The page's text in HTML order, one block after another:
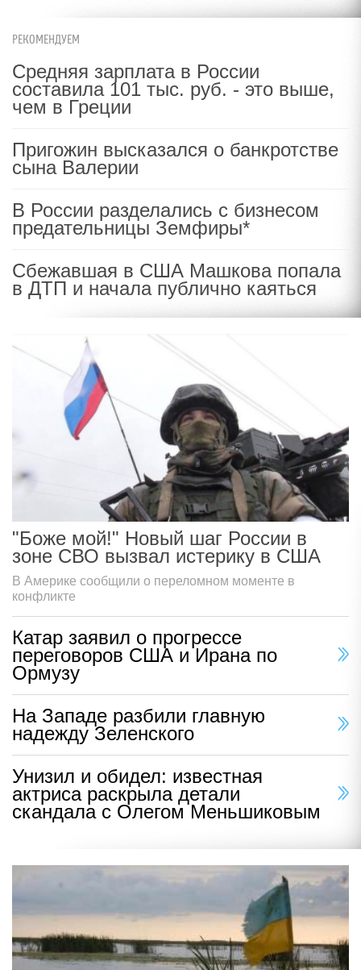
РЕКОМЕНДУЕМ
Средняя зарплата в России
составила 101 тыс. руб. - это выше,
чем в Греции
Пригожин высказался о банкротстве
сына Валерии
В России разделались с бизнесом
предательницы Земфиры*
Сбежавшая в США Машкова попала
в ДТП и начала публично каяться
"Боже мой!" Новый шаг России в
зоне СВО вызвал истерику в США
В Америке сообщили о переломном моменте в
конфликте
Катар заявил о прогрессе
переговоров США и Ирана по
Ормузу
На Западе разбили главную
надежду Зеленского
Унизил и обидел: известная
актриса раскрыла детали
скандала с Олегом Меньшиковым